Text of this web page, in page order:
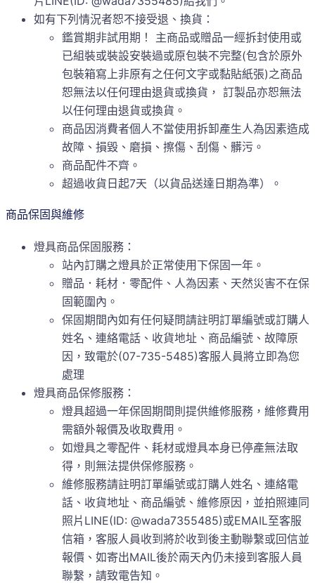
如有下列情況者恕不接受退、換貨：
鑑賞期非試用期！ 主商品或贈品一經拆封使用或
已組裝或裝設安裝過或原包裝不完整(包含於原外
包裝箱寫上非原有之任何文字或黏貼紙張)之商品
恕無法以任何理由退貨或換貨， 訂製品亦恕無法
以任何理由退貨或換貨。
商品因消費者個人不當使用拆卸產生人為因素造成
故障、損毀、磨損、擦傷、刮傷、髒污。
商品配件不齊。
超過收貨日起7天（以貨品送達日期為準）。
商品保固與維修
燈具商品保固服務：
站內訂購之燈具於正常使用下保固一年。
贈品．耗材．零配件、人為因素、天然災害不在保
固範圍內。
保固期間內如有任何疑問請註明訂單編號或訂購人
姓名、連絡電話、收貨地址、商品編號、故障原
因，致電於(07-735-5485)客服人員將立即為您
處理
燈具商品保修服務：
燈具超過一年保固期間則提供維修服務，維修費用
需額外報價及收取費用。
如燈具之零配件、耗材或燈具本身已停產無法取
得，則無法提供保修服務。
維修服務請註明訂單編號或訂購人姓名、連絡電
話、收貨地址、商品編號、維修原因，並拍照連同
照片LINE(ID: @wada7355485)或EMAIL至客服
信箱，客服人員收到將於收到後主動聯繫或回信並
報價、如寄出MAIL後於兩天內仍未接到客服人員
聯繫，請致電告知。